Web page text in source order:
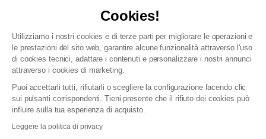
Cookies!
Utilizziamo i nostri cookies e di terze parti per migliorare le operazioni e
le prestazioni del sito web, garantire alcune funzionalità attraverso l'uso
di cookies tecnici, adattare i contenuti e personalizzare i nostri annunci
attraverso i cookies di marketing.
Puoi accettarli tutti, rifiutarli o scegliere la configurazione facendo clic
sui pulsanti corrispondenti. Tieni presente che il rifiuto dei cookies può
influire sulla tua esperienza di acquisto.
Leggere la politica di privacy
Condizioni generali vendita
Politica di gestione dei dati personali e dei cookie
Condizioni generali di vendita per clienti professionali
Dichiarazione di accessibilità